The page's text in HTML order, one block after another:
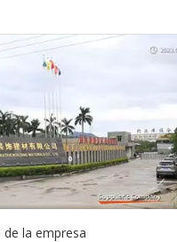
la empresa